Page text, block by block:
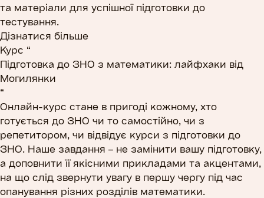
та матеріали для успішної підготовки до
тестування.
Дізнатися більше
Курс “
Підготовка до ЗНО з математики: лайфхаки від
Могилянки
“
Онлайн-курс стане в пригоді кожному, хто
готується до ЗНО чи то самостійно, чи з
репетитором, чи відвідує курси з підготовки до
ЗНО. Наше завдання – не замінити вашу підготовку,
а доповнити її якісними прикладами та акцентами,
на що слід звернути увагу в першу чергу під час
опанування різних розділів математики.